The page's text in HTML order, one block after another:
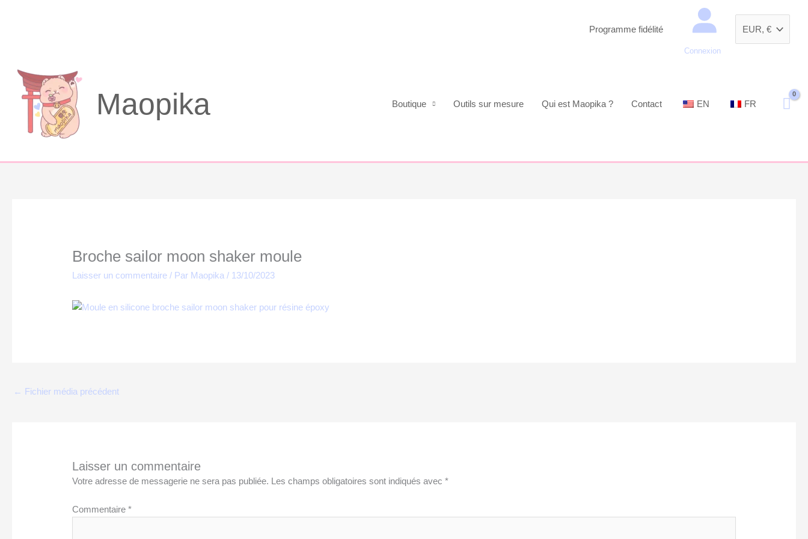
Programme fidélité
Connexion
Maopika Boutique Outils sur mesure Qui est Maopika ? Contact EN FR
Broche sailor moon shaker moule
Laisser un commentaire / Par Maopika/ 13/10/2023
← Fichier média précédent
Laisser un commentaire
Votre adresse de messagerie ne sera pas publiée. Les champs obligatoires sont indiqués avec*
Commentaire*
Recherche